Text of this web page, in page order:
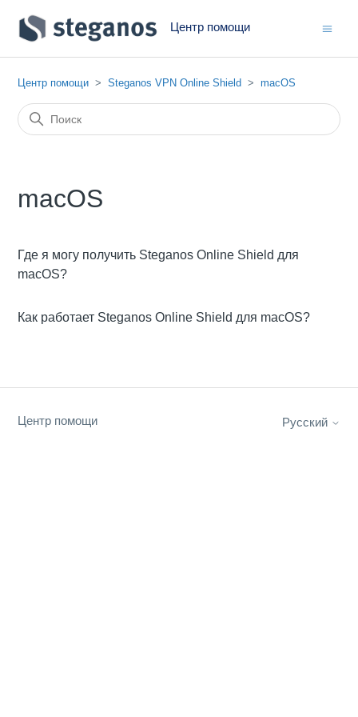
Центр помощи
Центр помощи Steganos VPN Online Shield macOS
macOS
Где я могу получить Steganos Online Shield для
macOS?
Как работает Steganos Online Shield для macOS?
Центр помощи Русский